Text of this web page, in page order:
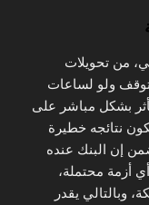
من تحويلات
ولو لساعات
بشكل مباشر على
نتائجه خطيرة
البنك. شهادة الأيزو 22301 بتضمن إن البنك عنده
أزمة محتملة،
وبالتالي يقدر